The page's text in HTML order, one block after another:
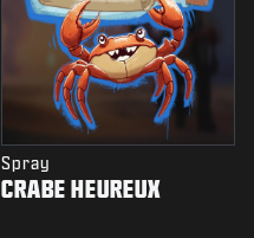
Spray
CRABE HEUREUX